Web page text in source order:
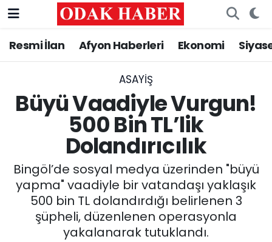
Resmi İlan Afyon Haberleri Ekonomi
ASAYİŞ
Büyü Vaadiyle Vurgun!
500 Bin TL’lik
Dolandırıcılık
Bingöl’de sosyal medya üzerinden "büyü
yapma" vaadiyle bir vatandaşı yaklaşık
500 bin TL dolandırdığı belirlenen 3
şüpheli, düzenlenen operasyonla
yakalanarak tutuklandı.
AFYONKARAHİSAR HABERLERİ
ASAYİŞ
GÜNCEL
SİYASET
EĞİTİM
MAGAZİN
Nöbetçi Eczaneler
Trafik Durumu
Süper Lig Puan Durumu ve Fikstür
Tüm Manşetler
Son Dakika Haberleri
Haber Arşivi